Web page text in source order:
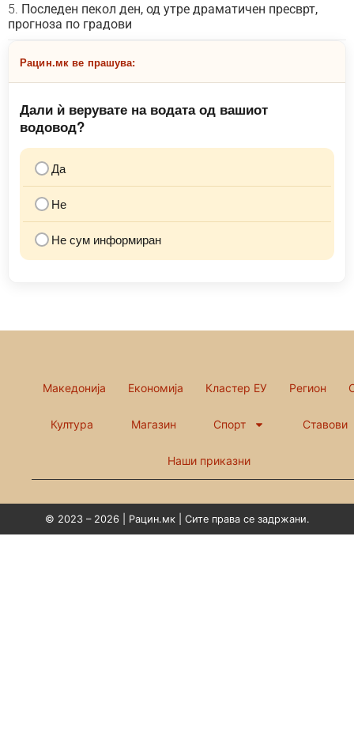
Последен пекол ден, од утре драматичен пресврт,
прогноза по градови
Рацин.мк ве прашува:
Дали ѝ верувате на водата од вашиот
водовод?
Да
Не
Не сум информиран
Македонија Економија Кластер ЕУ Регион
Култура Магазин Спорт Ставови
Наши приказни
© 2023 – 2026 | Рацин.мк | Сите права се задржани.